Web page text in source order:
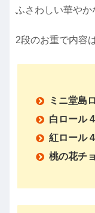
ふさわしい華やか
2段のお重で内容
ミニ堂島
白ロール
紅ロール
桃の花チ